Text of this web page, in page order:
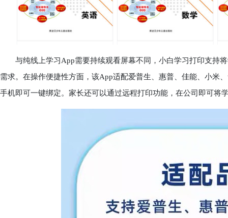
与纯线上学习App需要持续观看屏幕不同，小白学习打印支持
需求。在操作便捷性方面，该App适配爱普生、惠普、佳能、小米
手机即可一键绑定。家长还可以通过远程打印功能，在公司即可将